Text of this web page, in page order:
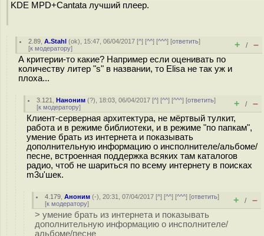
KDE MPD+Cantata лучший плеер.
2.89 ,A.Stahl (ok), 15:47, 06/04/2017 [^] [^^] [^^^] [ответить]
[к модератору] + / –
А критерии-то какие? Например если оценивать по
количеству литер "s" в названии, то Elisa не так уж и
плоха...
3.121 ,Наноним (?), 18:03, 06/04/2017 [^] [^^] [^^^] [ответить]
[к модератору] + / –
Клиент-серверная архитектура, не мёртвый тулкит,
работа и в режиме библиотеки, и в режиме "по папкам",
умение брать из интернета и показывать
дополнительную информацию о инсполнителе/альбоме/
песне, встроенная поддержка всяких там каталогов
радио, чтоб не шариться по всему интернету в поисках
m3u'шек.
4.179 ,Аноним (-), 20:31, 07/04/2017 [^] [^^] [^^^] [ответить]
[к модератору] + / –
> умение брать из интернета и показывать
дополнительную информацию о инсполнителе/
альбоме/песне